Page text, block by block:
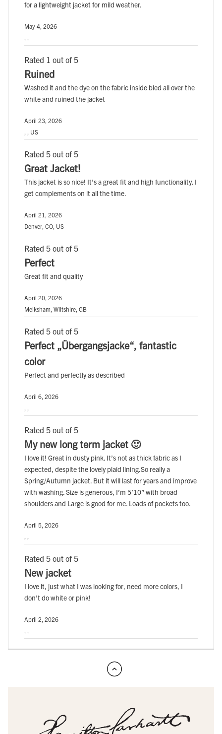
for a lightweight jacket for mild weather.
May 4, 2026
Rated 1 out of 5
Ruined
Washed it and the dye on the fabric inside bled all over the
white and ruined the jacket
April 23, 2026
, , US
Rated 5 out of 5
Great Jacket!
This jacket is so nice! It's a great fit and high functionality. I
get complements on it all the time.
April 21, 2026
Denver, CO, US
Rated 5 out of 5
Perfect
Great fit and quality
April 20, 2026
Melksham, Wiltshire, GB
Rated 5 out of 5
Perfect „Übergangsjacke“, fantastic
color
Perfect and perfectly as described
April 6, 2026
Rated 5 out of 5
My new long term jacket 🙂
I love it! Great in dusty pink. It’s not as thick fabric as I
expected, despite the lovely plaid lining.So really a
Spring/Autumn jacket. But it will last for years and improve
with washing. Size is generous, I’m 5’10” with broad
shoulders and Large is good for me. Loads of pockets too.
April 5, 2026
Rated 5 out of 5
New jacket
I love it, just what I was looking for, need more colors, I
don't do white or pink!
April 2, 2026